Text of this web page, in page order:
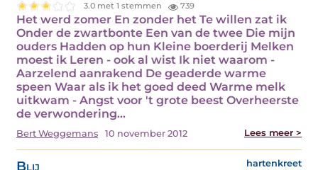
3.0 met 1 stemmen 739
Het werd zomer En zonder het Te willen zat ik
Onder de zwartbonte Een van de twee Die mijn
ouders Hadden op hun Kleine boerderij Melken
moest ik Leren - ook al wist Ik niet waarom -
Aarzelend aanrakend De geaderde warme
speen Waar als ik het goed deed Warme melk
uitkwam - Angst voor 't grote beest Overheerste
de verwondering…
Bert Weggemans 10 november 2012 Lees meer >
Blij hartenkreet